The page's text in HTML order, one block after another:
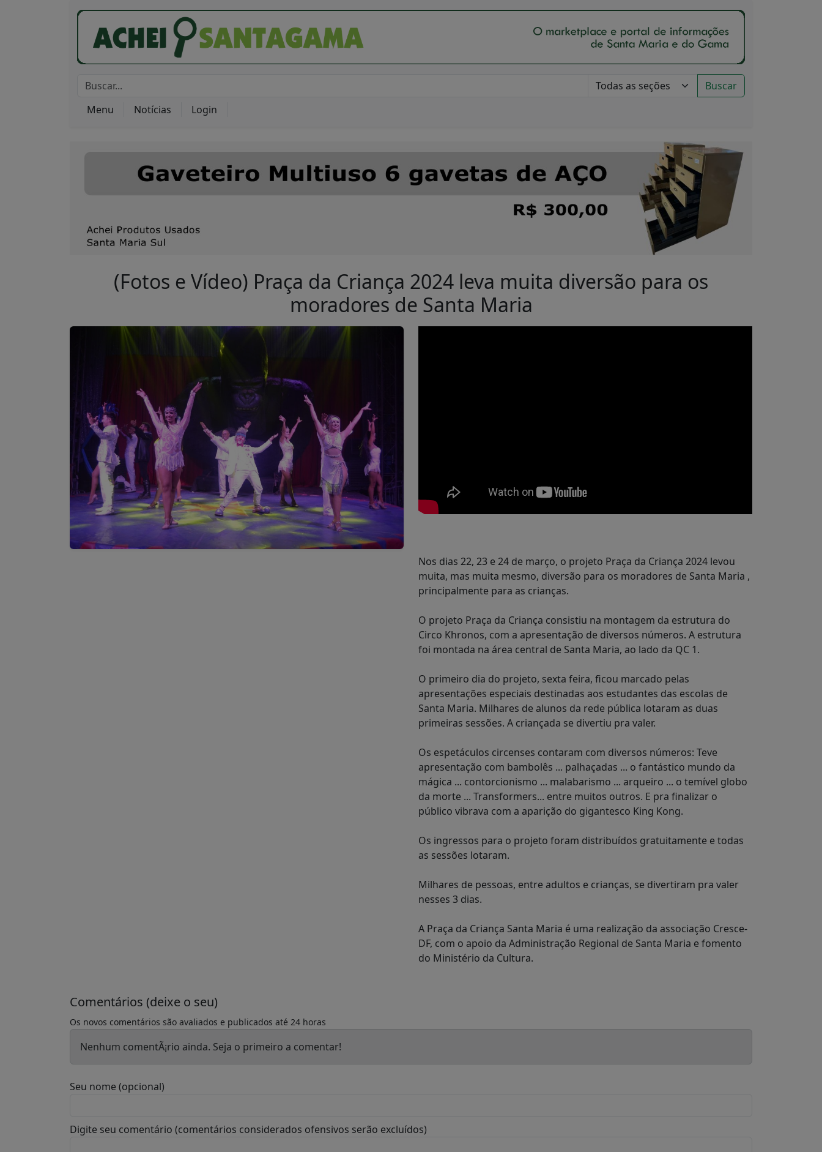
Buscar
Menu
Notícias Login
(Fotos e Vídeo) Praça da Criança 2024 leva muita diversão para os
moradores de Santa Maria
Nos dias 22, 23 e 24 de março, o projeto Praça da Criança 2024 levou
muita, mas muita mesmo, diversão para os moradores de Santa Maria ,
principalmente para as crianças.
O projeto Praça da Criança consistiu na montagem da estrutura do
Circo Khronos, com a apresentação de diversos números. A estrutura
foi montada na área central de Santa Maria, ao lado da QC 1.
O primeiro dia do projeto, sexta feira, ficou marcado pelas
apresentações especiais destinadas aos estudantes das escolas de
Santa Maria. Milhares de alunos da rede pública lotaram as duas
primeiras sessões. A criançada se divertiu pra valer.
Os espetáculos circenses contaram com diversos números: Teve
apresentação com bambolês ... palhaçadas ... o fantástico mundo da
mágica ... contorcionismo ... malabarismo ... arqueiro ... o temível globo
da morte ... Transformers... entre muitos outros. E pra finalizar o
público vibrava com a aparição do gigantesco King Kong.
Os ingressos para o projeto foram distribuídos gratuitamente e todas
as sessões lotaram.
Milhares de pessoas, entre adultos e crianças, se divertiram pra valer
nesses 3 dias.
A Praça da Criança Santa Maria é uma realização da associação Cresce-
DF, com o apoio da Administração Regional de Santa Maria e fomento
do Ministério da Cultura.
Comentários (deixe o seu)
Os novos comentários são avaliados e publicados até 24 horas
Nenhum comentÃ¡rio ainda. Seja o primeiro a comentar!
Seu nome (opcional)
Digite seu comentário (comentários considerados ofensivos serão excluídos)